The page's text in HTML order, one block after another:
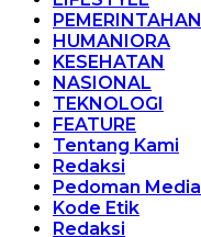
PEMERINTAHAN
HUMANIORA
KESEHATAN
NASIONAL
TEKNOLOGI
FEATURE
Tentang Kami
Redaksi
Pedoman
Kode Etik
Redaksi